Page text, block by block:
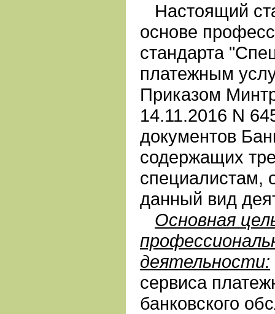
Настоящий
основе
стандарта
платежным
Приказом
14.11.2016 N
документов
содержащих
данный вид
Основная
деятельности:
сервиса
банковского